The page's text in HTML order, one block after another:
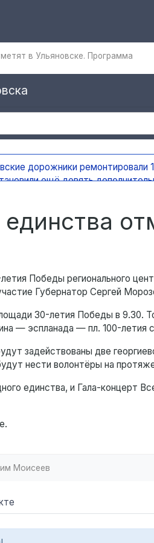
в Ульяновске. Программа
дорожники ремонтировали
ещё девять
Победы регионального
Губернатор Сергей
30-летия Победы в
— эспланада — пл. 100-летия
задействованы две
нести волонтёры на
единства, и Гала-концерт
Моисеев